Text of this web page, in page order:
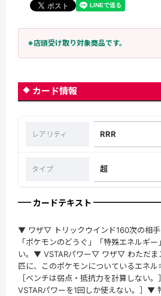
※店頭受け取り対象商品です。
カード情報
レアリティ RRR
タイプ 超
カードテキスト
▼ ワザ▽ トリックウインド160次の相手
「ポケモンのどうぐ」「特殊エネルギ
い。▼ VSTARパワー▽ ワザ▽ わただま
匹に、このポケモンについているエネル
［ベンチは弱点・抵抗力を計算しない
VSTARパワーを1回しか使えない。］▼